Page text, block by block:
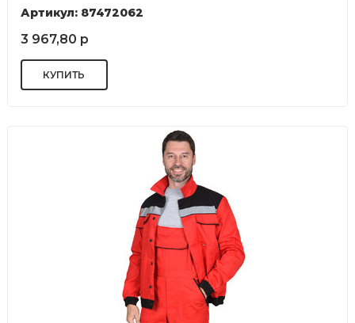
Артикул: 87472062
3 967,80 р